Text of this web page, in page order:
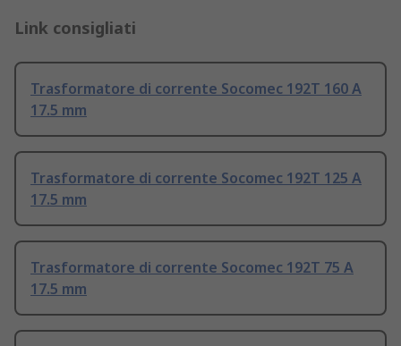
Link consigliati
Trasformatore di corrente Socomec 192T 160 A
17.5 mm
Trasformatore di corrente Socomec 192T 125 A
17.5 mm
Trasformatore di corrente Socomec 192T 75 A
17.5 mm